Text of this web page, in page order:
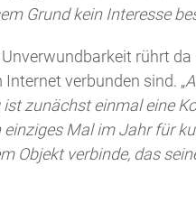
Grund kein Interesse
rührt
verbunden sind. „
ist zunächst einmal eine
Mal im Jahr für
Objekt verbinde, das